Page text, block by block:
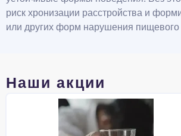
риск хронизации расстройства и
или других форм нарушения пищевого
Наши акции